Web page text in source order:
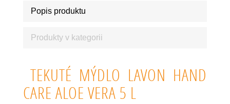
Popis produktu
Produkty v kategorii
TEKUTÉ MÝDLO LAVON HAND
CARE ALOE VERA 5 L